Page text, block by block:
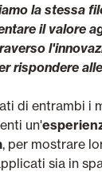
la stessa
il valore
rispondere
di entrambi i
un'
, per mostrare
sia in